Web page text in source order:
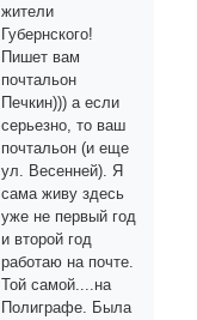
жители
Губернского!
Пишет вам
почтальон
Печкин))) а если
серьезно, то ваш
почтальон (и еще
ул. Весенней). Я
сама живу здесь
уже не первый год
и второй год
работаю на почте.
Той самой....на
Полиграфе. Была